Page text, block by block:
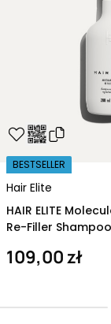
Hair Elite
BESTSELLER
HAIR ELITE
Re-Filler
109,00 zł